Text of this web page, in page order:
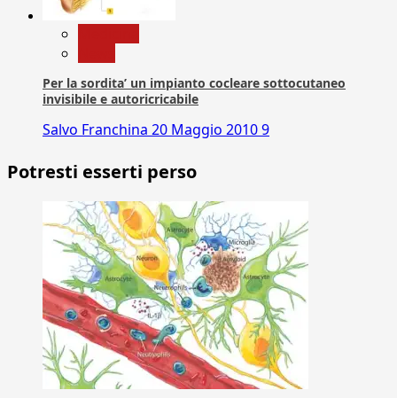
Per la sordita’ un impianto cocleare sottocutaneo
invisibile e autoricricabile
Salvo Franchina 20 Maggio 20109
Potresti esserti perso